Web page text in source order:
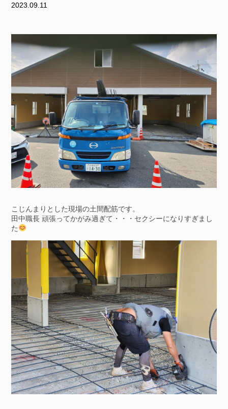
2023.09.11
こじんまりとした現場の土間配筋です。
田中職長 頑張ってかがみ過ぎて・・・セクシーになりすぎまし
た